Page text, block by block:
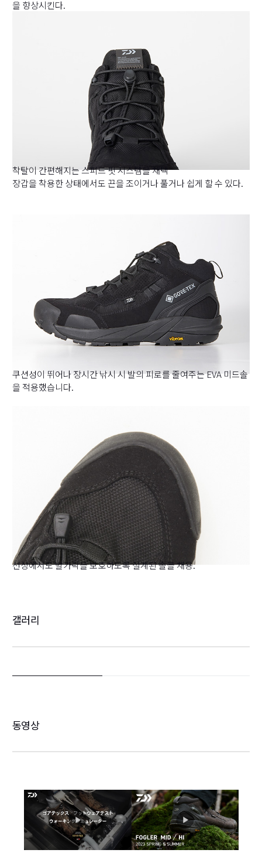
을 향상시킨다.
착탈이 간편해지는 스피드 핏 시스템을 채택
장갑을 착용한 상태에서도 끈을 조이거나 풀거나 쉽게 할 수 있다.
쿠션성이 뛰어나 장시간 낚시 시 발의 피로를 줄여주는 EVA 미드솔
을 적용했습니다.
선상에서도 발가락을 보호하도록 설계된 솔을 채용.
갤러리
동영상